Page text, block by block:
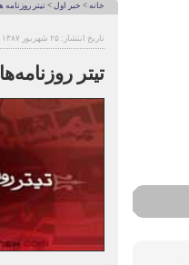
خانه > خبر اول > تیتر
تاریخ انتشار: ۲۵ شهریور ۱۳۸۷
تیتر